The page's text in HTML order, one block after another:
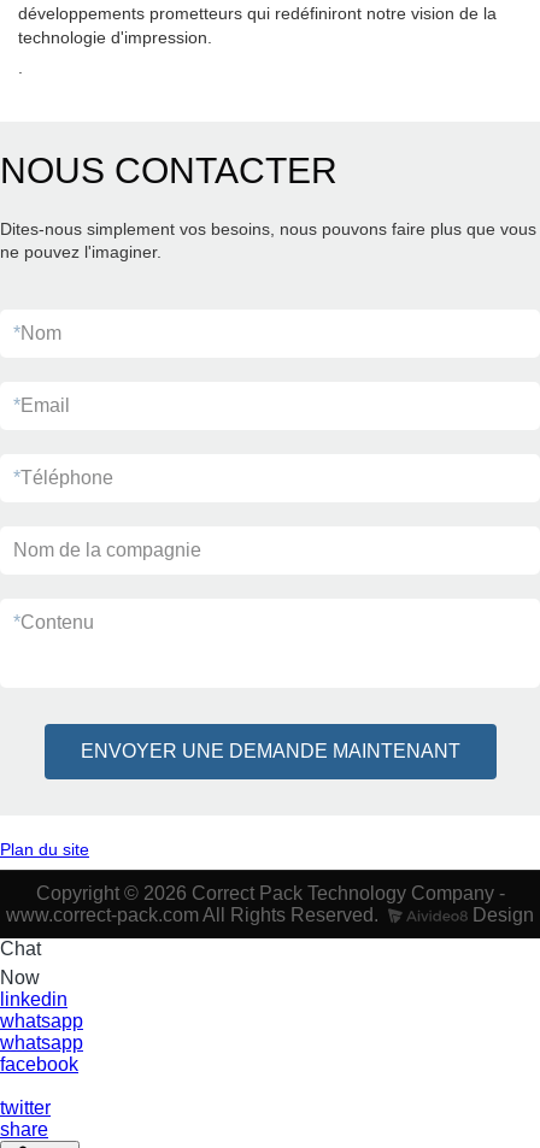
développements prometteurs qui redéfiniront notre vision de la
technologie d'impression.
NOUS CONTACTER
Dites-nous simplement vos besoins, nous pouvons faire plus que vous
ne pouvez l'imaginer.
*Nom
*Email
*Téléphone
Nom de la compagnie
*Contenu
ENVOYER UNE DEMANDE MAINTENANT
Plan du site
Copyright © 2026 Correct Pack Technology Company -
www.correct-pack.com All Rights Reserved.
Design
Chat
Now
linkedin
whatsapp
whatsapp
facebook
twitter
share